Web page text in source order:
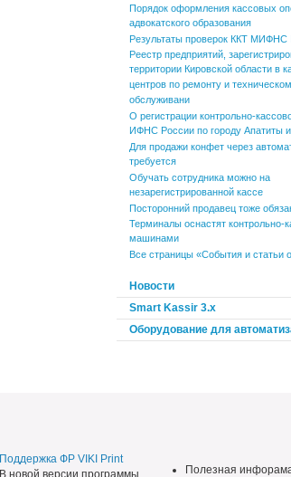
Порядок оформления кассовых
адвокатского образования
Результаты проверок ККТ
Реестр предприятий,
территории Кировской области в
центров по ремонту и
обслуживани
О регистрации контрольно-
ИФНС России по городу Апатиты
Для продажи конфет через
требуется
Обучать сотрудника можно на
незарегистрированной кассе
Посторонний продавец тоже
Терминалы оснастят контрольно-
машинами
Все страницы «События и статьи
Новости
Smart Kassir 3.x
Оборудование для
Поддержка ФР VIKI Print
В новой версии программы
Полезная